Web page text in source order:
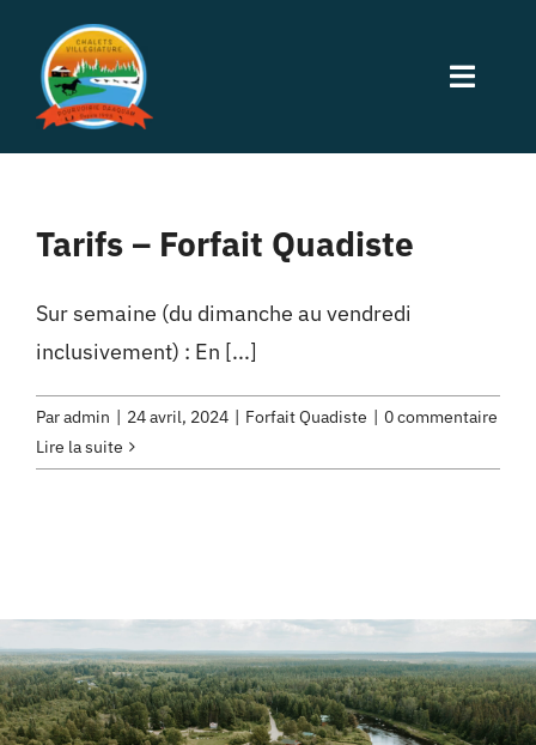
contenu
Toggle
Hébergement
Activités
Restauration
Tarifs – Forfait Quadiste
Sur semaine (du dimanche au vendredi
inclusivement) : En [...]
Paradmin | 24 avril, 2024 | Forfait Quadiste | 0 commentaire
Lire la suite